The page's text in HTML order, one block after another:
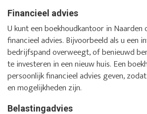
Financieel advies
U kunt een boekhoudkantoor in Naarden
financieel advies. Bijvoorbeeld als u een
bedrijfspand overweegt, of benieuwd
te investeren in een nieuw huis. Een
persoonlijk financieel advies geven,
en mogelijkheden zijn.
Belastingadvies